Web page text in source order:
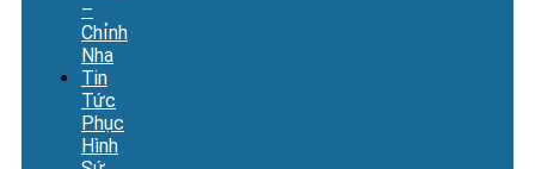
–
Chỉnh
Nha
Tin
Tức
Phục
Hình